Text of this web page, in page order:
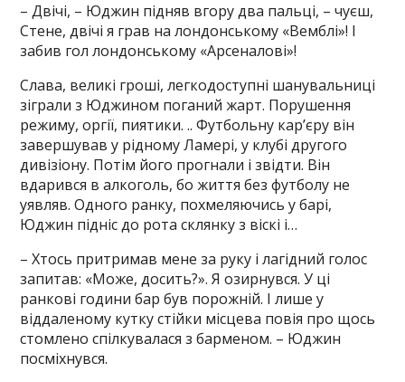
– Двічі, – Юджин підняв вгору два пальці, – чуєш,
Стене, двічі я грав на лондонському «Вемблі»! І
забив гол лондонському «Арсеналові»!
Слава, великі гроші, легкодоступні шанувальниці
зіграли з Юджином поганий жарт. Порушення
режиму, оргії, пиятики. .. Футбольну кар’єру він
завершував у рідному Ламері, у клубі другого
дивізіону. Потім його прогнали і звідти. Він
вдарився в алкоголь, бо життя без футболу не
уявляв. Одного ранку, похмеляючись у барі,
Юджин підніс до рота склянку з віскі і…
– Хтось притримав мене за руку і лагідний голос
запитав: «Може, досить?». Я озирнувся. У ці
ранкові години бар був порожній. І лише у
віддаленому кутку стійки місцева повія про щось
стомлено спілкувалася з барменом. – Юджин
посміхнувся.